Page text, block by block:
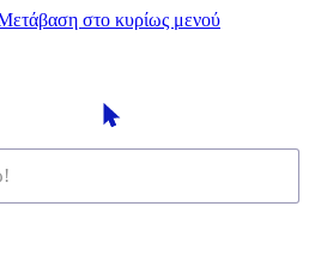
στο κυρίως μενού